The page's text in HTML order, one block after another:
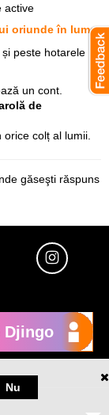
active
oriunde în lume
peste hotarele
un cont.
de
colț al lumii.
găseşti răspuns
Nu
Djingo